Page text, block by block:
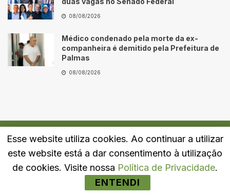
08/08/2026
Médico condenado pela morte da ex-
companheira é demitido pela Prefeitura de
Palmas
08/08/2026
Quem Somos Fale Conosco Política de Privacidade
Esse website utiliza cookies. Ao continuar a utilizar
este website está a dar consentimento à utilização
de cookies. Visite nossa Política de Privacidade.
ENTENDI